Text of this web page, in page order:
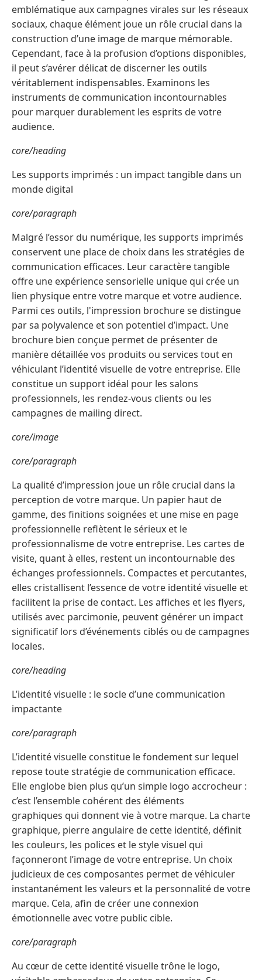
emblématique aux campagnes virales sur les réseaux
sociaux, chaque élément joue un rôle crucial dans la
construction d’une image de marque mémorable.
Cependant, face à la profusion d’options disponibles,
il peut s’avérer délicat de discerner les outils
véritablement indispensables. Examinons les
instruments de communication incontournables
pour marquer durablement les esprits de votre
audience.
core/heading
Les supports imprimés : un impact tangible dans un
monde digital
core/paragraph
Malgré l’essor du numérique, les supports imprimés
conservent une place de choix dans les stratégies de
communication efficaces. Leur caractère tangible
offre une expérience sensorielle unique qui crée un
lien physique entre votre marque et votre audience.
Parmi ces outils, l'impression brochure se distingue
par sa polyvalence et son potentiel d’impact. Une
brochure bien conçue permet de présenter de
manière détaillée vos produits ou services tout en
véhiculant l’identité visuelle de votre entreprise. Elle
constitue un support idéal pour les salons
professionnels, les rendez-vous clients ou les
campagnes de mailing direct.
core/image
core/paragraph
La qualité d’impression joue un rôle crucial dans la
perception de votre marque. Un papier haut de
gamme, des finitions soignées et une mise en page
professionnelle reflètent le sérieux et le
professionnalisme de votre entreprise. Les cartes de
visite, quant à elles, restent un incontournable des
échanges professionnels. Compactes et percutantes,
elles cristallisent l’essence de votre identité visuelle et
facilitent la prise de contact. Les affiches et les flyers,
utilisés avec parcimonie, peuvent générer un impact
significatif lors d’événements ciblés ou de campagnes
locales.
core/heading
L’identité visuelle : le socle d’une communication
impactante
core/paragraph
L’identité visuelle constitue le fondement sur lequel
repose toute stratégie de communication efficace.
Elle englobe bien plus qu’un simple logo accrocheur :
c’est l’ensemble cohérent des éléments
graphiques qui donnent vie à votre marque. La charte
graphique, pierre angulaire de cette identité, définit
les couleurs, les polices et le style visuel qui
façonneront l’image de votre entreprise. Un choix
judicieux de ces composantes permet de véhiculer
instantanément les valeurs et la personnalité de votre
marque. Cela, afin de créer une connexion
émotionnelle avec votre public cible.
core/paragraph
Au cœur de cette identité visuelle trône le logo,